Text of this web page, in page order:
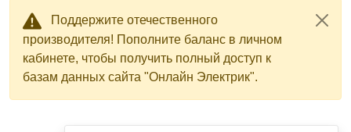
Поддержите отечественного
производителя! Пополните баланс в личном
кабинете, чтобы получить полный доступ к
базам данных сайта "Онлайн Электрик".